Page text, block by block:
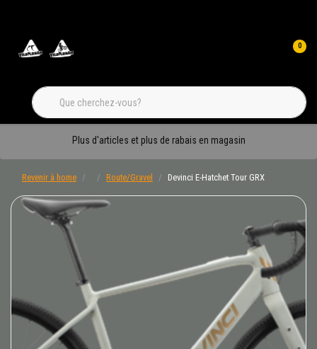
0
Plus d'articles et plus de rabais en magasin
Revenir à home Route/Gravel Devinci E-Hatchet Tour GRX